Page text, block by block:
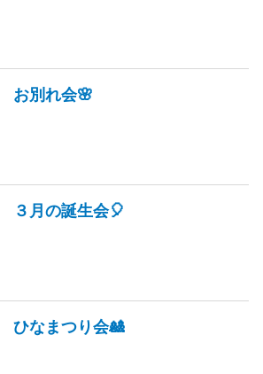
お別れ会🌸
３月の誕生会🎈
ひなまつり会🎎